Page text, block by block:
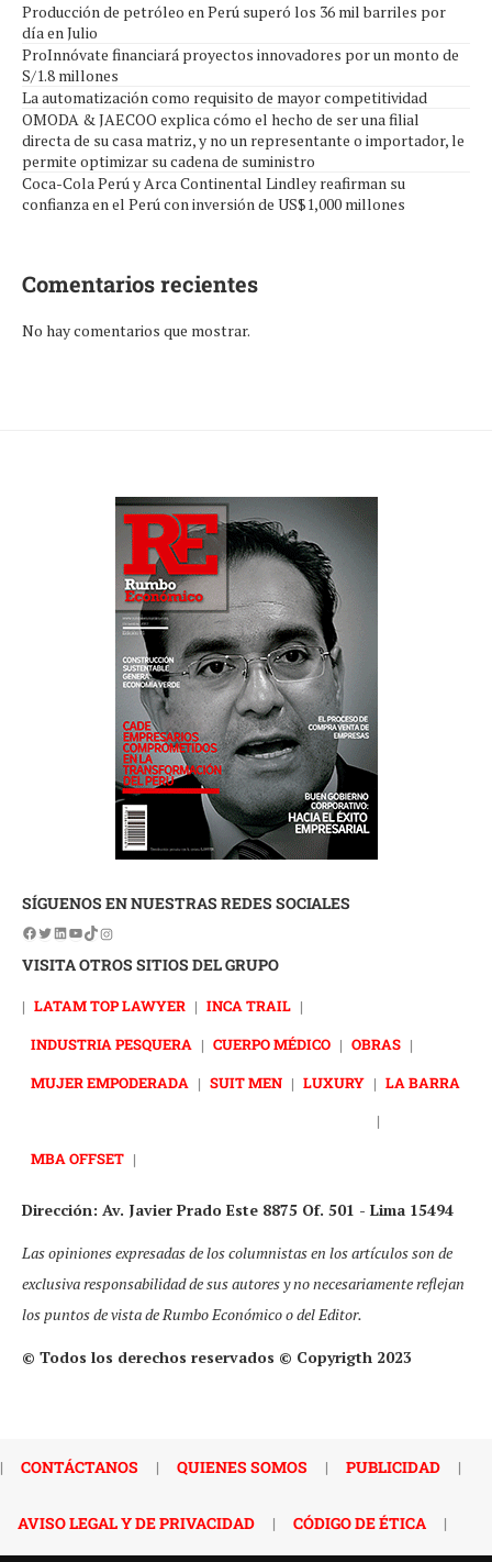
Producción de petróleo en Perú superó los 36 mil barriles por
día en Julio
ProInnóvate financiará proyectos innovadores por un monto de
S/1.8 millones
La automatización como requisito de mayor competitividad
OMODA & JAECOO explica cómo el hecho de ser una filial
directa de su casa matriz, y no un representante o importador, le
permite optimizar su cadena de suministro
Coca-Cola Perú y Arca Continental Lindley reafirman su
confianza en el Perú con inversión de US$1,000 millones
Comentarios recientes
No hay comentarios que mostrar.
SÍGUENOS EN NUESTRAS REDES SOCIALES
VISITA OTROS SITIOS DEL GRUPO
| LATAM TOP LAWYER | INCA TRAIL |
INDUSTRIA PESQUERA | CUERPO MÉDICO | OBRAS |
MUJER EMPODERADA | SUIT MEN | LUXURY | LA BARRA
|
MBA OFFSET |
Dirección: Av. Javier Prado Este 8875 Of. 501 - Lima 15494
Las opiniones expresadas de los columnistas en los artículos son de
exclusiva responsabilidad de sus autores y no necesariamente reflejan
los puntos de vista de Rumbo Económico o del Editor.
© Todos los derechos reservados © Copyrigth 2023
| CONTÁCTANOS | QUIENES SOMOS | PUBLICIDAD |
AVISO LEGAL Y DE PRIVACIDAD | CÓDIGO DE ÉTICA |